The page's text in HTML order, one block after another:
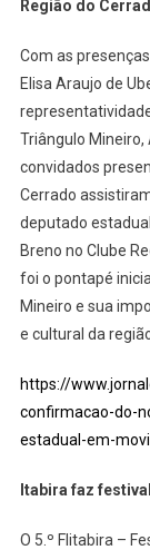
Região do
Com as
Elisa Araujo de
Triângulo Mineiro,
convidados
Cerrado
deputado
Breno no Clube
foi o pontapé
Mineiro e sua
e cultural da
https://
confirmacao-do-
estadual-em-
Itabira faz
O 5.º Flitabira –